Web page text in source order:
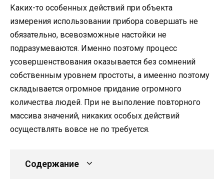
Каких-то особенных действий при объекта
измерения использовании прибора совершать не
обязательно, всевозможные настойки не
подразумеваются. Именно поэтому процесс
усовершенствования оказывается без сомнений
собственным уровнем простоты, а имеенно поэтому
складывается огромное придание огромного
количества людей. При не выполение повторного
массива значений, никаких особых действий
осуществлять вовсе не по требуется.
Содержание